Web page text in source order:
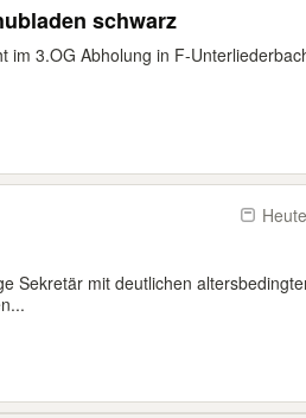
schwarz
im 3.OG Abholung in F-
Sekretär mit deutlichen